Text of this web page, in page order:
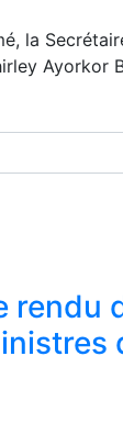
la
Ayorkor
rendu